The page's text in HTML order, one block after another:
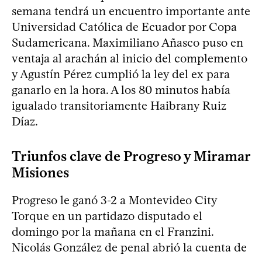
semana tendrá un encuentro importante ante
Universidad Católica de Ecuador por Copa
Sudamericana. Maximiliano Añasco puso en
ventaja al arachán al inicio del complemento
y Agustín Pérez cumplió la ley del ex para
ganarlo en la hora. A los 80 minutos había
igualado transitoriamente Haibrany Ruiz
Díaz.
Triunfos clave de Progreso y Miramar
Misiones
Progreso le ganó 3-2 a Montevideo City
Torque en un partidazo disputado el
domingo por la mañana en el Franzini.
Nicolás González de penal abrió la cuenta de